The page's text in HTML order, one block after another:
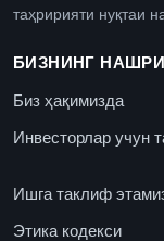
таҳририяти нуқтаи
БИЗНИНГ
Биз ҳақимизда
Инвесторлар учун
Ишга таклиф
Этика кодекси